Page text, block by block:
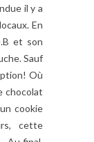
il y a
En
et son
Sauf
Où
chocolat
cookie
cette